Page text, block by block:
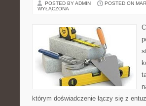
POSTED BY ADMIN POSTED ON
WYŁĄCZONA
którym doświadczenie łączy się z